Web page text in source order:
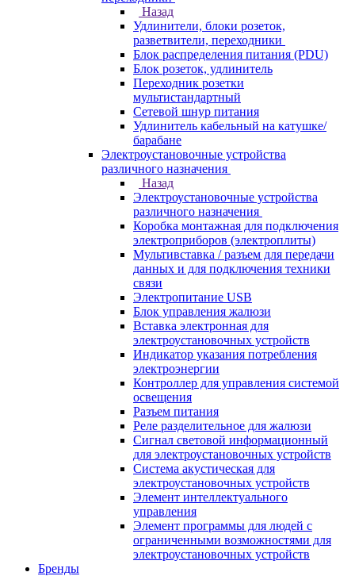
Назад
Удлинители, блоки розеток,
разветвители, переходники
Блок распределения питания (PDU)
Блок розеток, удлинитель
Переходник розетки
мультистандартный
Сетевой шнур питания
Удлинитель кабельный на катушке/
барабане
Электроустановочные устройства
различного назначения
Назад
Электроустановочные устройства
различного назначения
Коробка монтажная для подключения
электроприборов (электроплиты)
Мультивставка / разъем для передачи
данных и для подключения техники
связи
Электропитание USB
Блок управления жалюзи
Вставка электронная для
электроустановочных устройств
Индикатор указания потребления
электроэнергии
Контроллер для управления системой
освещения
Разъем питания
Реле разделительное для жалюзи
Сигнал световой информационный
для электроустановочных устройств
Система акустическая для
электроустановочных устройств
Элемент интеллектуального
управления
Элемент программы для людей с
ограниченными возможностями для
электроустановочных устройств
Бренды